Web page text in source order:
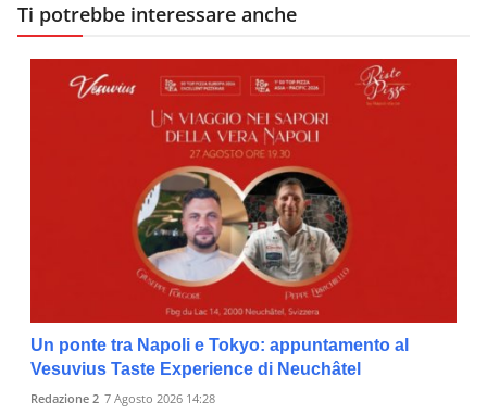
Ti potrebbe interessare anche
Un ponte tra Napoli e Tokyo: appuntamento al
Vesuvius Taste Experience di Neuchâtel
Redazione 2 7 Agosto 2026 14:28